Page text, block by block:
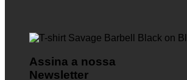
Assina a nossa
Newsletter